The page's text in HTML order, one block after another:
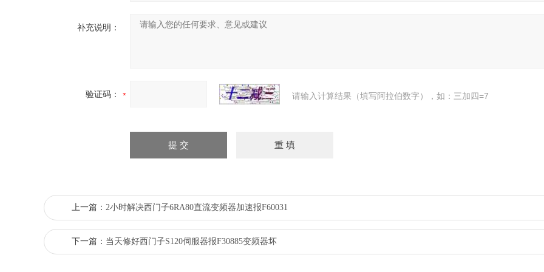
补充说明：
验证码： 请输入计算结果（填写阿拉伯数字），如：三加四=7
上一篇： 2小时解决西门子6RA80直流变频器加速报F60031
下一篇： 当天修好西门子S120伺服器报F30885变频器坏